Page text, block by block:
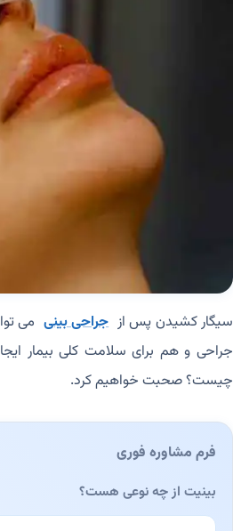
سیگار کشیدن پس از جراحی بینی می
جراحی و هم برای سلامت کلی بیمار
چیست؟ صحبت خواهیم کرد.
فرم مشاوره فوری
بینیت از چه نوعی هست؟